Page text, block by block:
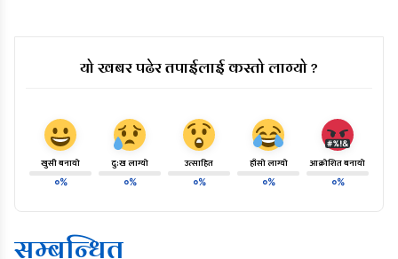
यो खबर पढेर तपाईलाई कस्तो लाग्यो ?
खुसी बनायो
०%
दु:ख लाग्यो
०%
उत्साहित
०%
हाँसो लाग्यो
०%
आक्रोशित बनायो
०%
सम्बन्धित